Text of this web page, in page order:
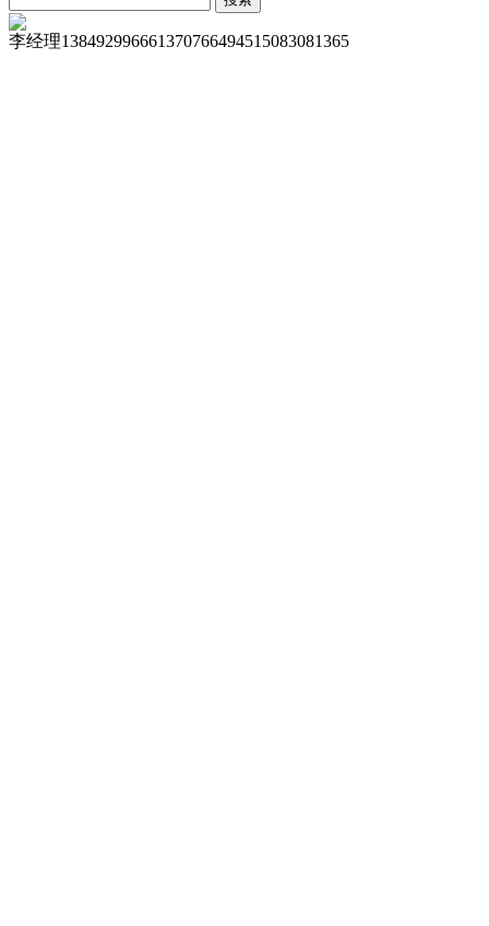
李经理138492996661370766494515083081365